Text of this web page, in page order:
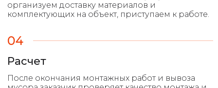
04
Расчет